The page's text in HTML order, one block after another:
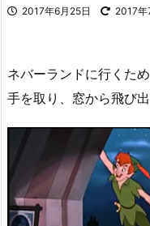
2017年6月25日 2017年
ネバーランドに行くた
手を取り、窓から飛び
プ
レ